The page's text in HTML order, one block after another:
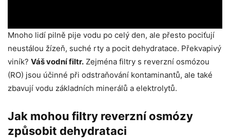
Mnoho lidí pilně pije vodu po celý den, ale přesto pociťují
neustálou žízeň, suché rty a pocit dehydratace. Překvapivý
viník? Váš vodní filtr. Zejména filtry s reverzní osmózou
(RO) jsou účinné při odstraňování kontaminantů, ale také
zbavují vodu základních minerálů a elektrolytů.
Jak mohou filtry reverzní osmózy
způsobit dehydrataci